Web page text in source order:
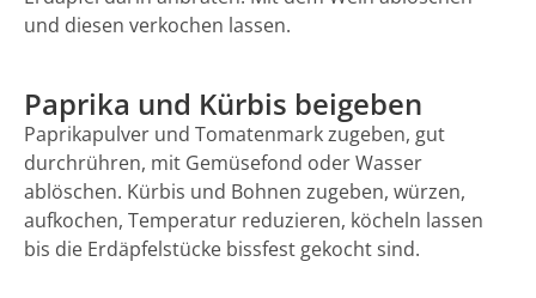
und diesen verkochen lassen.
Paprika und Kürbis beigeben
Paprikapulver und Tomatenmark zugeben, gut
durchrühren, mit Gemüsefond oder Wasser
ablöschen. Kürbis und Bohnen zugeben, würzen,
aufkochen, Temperatur reduzieren, köcheln lassen
bis die Erdäpfelstücke bissfest gekocht sind.